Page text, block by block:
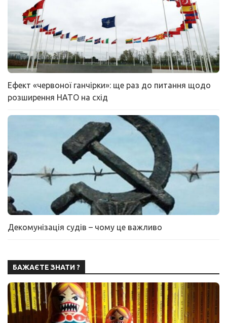
Ефект «червоної ганчірки»: ще раз до питання щодо
розширення НАТО на схід
Декомунізація судів – чому це важливо
БАЖАЄТЕ ЗНАТИ ?